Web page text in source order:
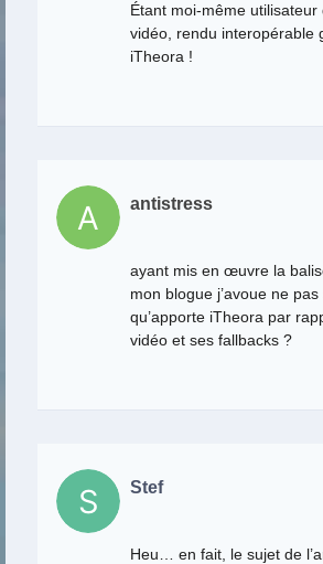
Étant moi-même utilisateur
vidéo, rendu interopérable
iTheora !
antistress
ayant mis en œuvre la
mon blogue j’avoue ne
qu’apporte iTheora par
vidéo et ses fallbacks ?
Stef
Heu… en fait, le sujet de